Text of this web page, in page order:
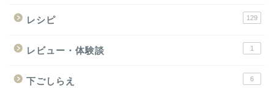
レシピ 129
レビュー・体験談 1
下ごしらえ 6